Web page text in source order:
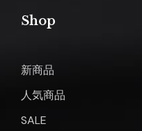
Shop
新商品
人気商品
SALE